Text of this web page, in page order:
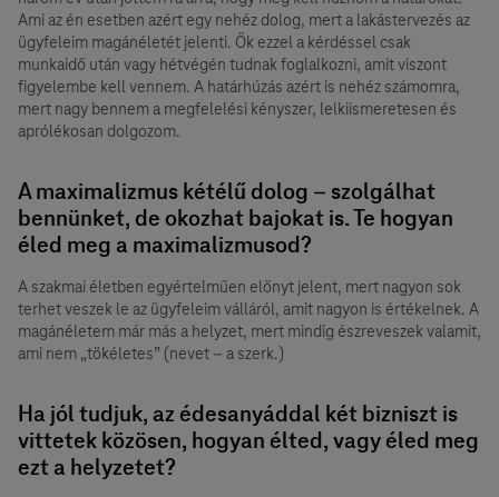
Ami az én esetben azért egy nehéz dolog, mert a lakástervezés az
ügyfeleim magánéletét jelenti. Ők ezzel a kérdéssel csak
munkaidő után vagy hétvégén tudnak foglalkozni, amit viszont
figyelembe kell vennem. A határhúzás azért is nehéz számomra,
mert nagy bennem a megfelelési kényszer, lelkiismeretesen és
aprólékosan dolgozom.
A maximalizmus kétélű dolog – szolgálhat
bennünket, de okozhat bajokat is. Te hogyan
éled meg a maximalizmusod?
A szakmai életben egyértelműen előnyt jelent, mert nagyon sok
terhet veszek le az ügyfeleim válláról, amit nagyon is értékelnek. A
magánéletem már más a helyzet, mert mindig észreveszek valamit,
ami nem „tökéletes” (nevet – a szerk.)
Ha jól tudjuk, az édesanyáddal két bizniszt is
vittetek közösen, hogyan élted, vagy éled meg
ezt a helyzetet?